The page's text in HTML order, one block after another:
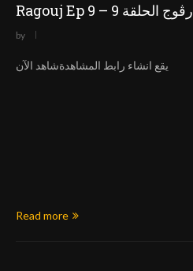
Ragouj Ep 9 – رڨوج الحلقة 9
by
يقع انشاء رابط المشاهدةشاهد الآن
Read more